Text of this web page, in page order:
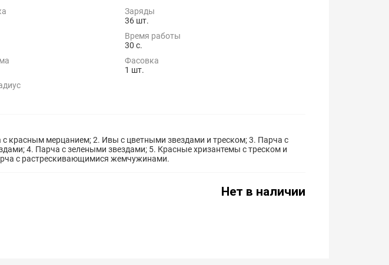
Заряды
36 шт.
Время работы
30 с.
Фасовка
1 шт.
с красным мерцанием; 2. Ивы с цветными звездами и треском; 3. Парча с
4. Парча с зелеными звездами; 5. Красные хризантемы с треском и
с растрескивающимися жемчужинами.
Нет в наличии